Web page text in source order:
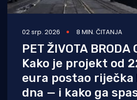
02 srp. 2026 8 MIN. ČITANJA
PET ŽIVOTA BRODA
Kako je projekt od
eura postao riječka
dna — i kako ga